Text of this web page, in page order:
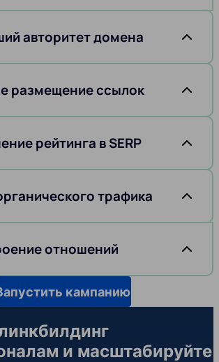
авторитет домена
размещение ссылок
рейтинга в SERP
трафика
отношений
кампанию
и масштабируйте